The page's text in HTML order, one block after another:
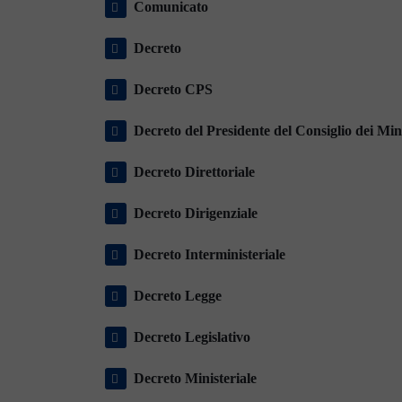
Comunicato
Decreto
Decreto CPS
Decreto del Presidente del Consiglio dei
Decreto Direttoriale
Decreto Dirigenziale
Decreto Interministeriale
Decreto Legge
Decreto Legislativo
Decreto Ministeriale